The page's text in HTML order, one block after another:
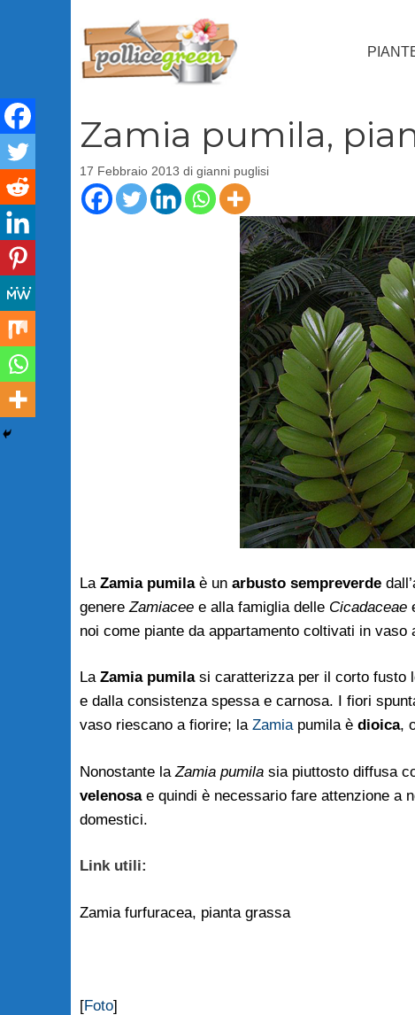
Zamia pumila,
17 Febbraio 2013 di gianni puglisi
La Zamia pumilaè un arbusto sempreverde
genereZamiaceee alla famiglia delle Cicadaceae
noi come piante da appartamento coltivati in
La Zamia pumilasi caratterizza per il corto fusto
e dalla consistenza spessa e carnosa. I fiori
vaso riescano a fiorire; la Zamiapumila è dioica,
Nonostante laZamia pumilasia piuttosto diffusa
velenosae quindi è necessario fare attenzione a
domestici.
Link utili:
Zamia furfuracea, pianta grassa
[Foto]